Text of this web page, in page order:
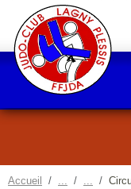
Accueil
Panneau de gestion